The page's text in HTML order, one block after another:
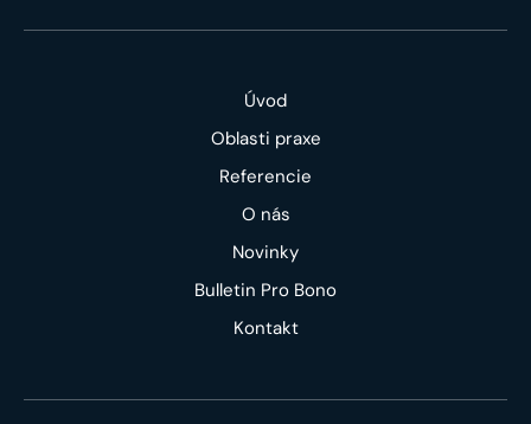
Úvod
Oblasti praxe
Referencie
O nás
Novinky
Bulletin Pro Bono
Kontakt